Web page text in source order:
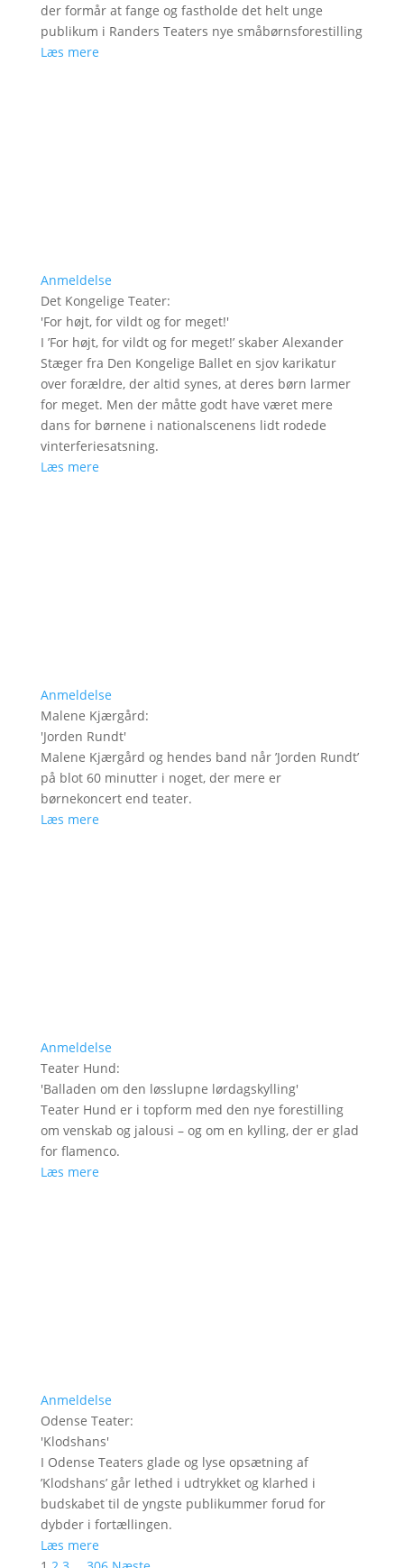
der formår at fange og fastholde det helt unge
publikum i Randers Teaters nye småbørnsforestilling
Læs mere
Anmeldelse
Det Kongelige Teater:
'For højt, for vildt og for meget!'
I ’For højt, for vildt og for meget!’ skaber Alexander
Stæger fra Den Kongelige Ballet en sjov karikatur
over forældre, der altid synes, at deres børn larmer
for meget. Men der måtte godt have været mere
dans for børnene i nationalscenens lidt rodede
vinterferiesatsning.
Læs mere
Anmeldelse
Malene Kjærgård:
'Jorden Rundt'
Malene Kjærgård og hendes band når ’Jorden Rundt’
på blot 60 minutter i noget, der mere er
børnekoncert end teater.
Læs mere
Anmeldelse
Teater Hund:
'Balladen om den løsslupne lørdagskylling'
Teater Hund er i topform med den nye forestilling
om venskab og jalousi – og om en kylling, der er glad
for flamenco.
Læs mere
Anmeldelse
Odense Teater:
'Klodshans'
I Odense Teaters glade og lyse opsætning af
’Klodshans’ går lethed i udtrykket og klarhed i
budskabet til de yngste publikummer forud for
dybder i fortællingen.
Læs mere